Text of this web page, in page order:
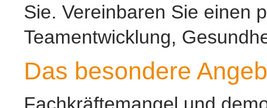
Sie. Vereinbaren Sie einen
Teamentwicklung,
Das besondere